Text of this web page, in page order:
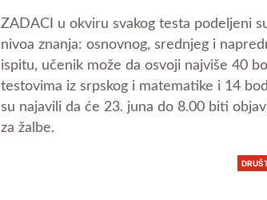
ZADACI u okviru svakog testa podeljeni
nivoa znanja: osnovnog, srednjeg i
ispitu, učenik može da osvoji najviše 40
testovima iz srpskog i matematike i 14
su najavili da će 23. juna do 8.00 biti
za žalbe.